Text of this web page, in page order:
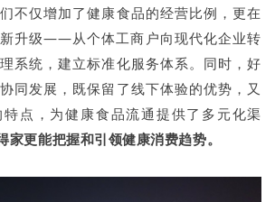
不仅增加了健康食品的经营比例，更在
升级——从个体工商户向现代化企业转
系统，建立标准化服务体系。同时，好
同发展，既保留了线下体验的优势，又
点，为健康食品流通提供了多元化渠
家更能把握和引领健康消费趋势。